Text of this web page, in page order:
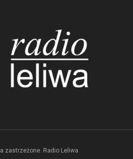
zastrzeżone. Radio Leliwa